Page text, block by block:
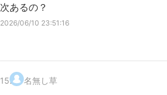
次あるの？
2026/06/10 23:51:16
15. 名無し草